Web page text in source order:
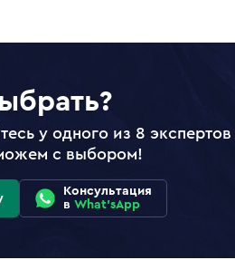
у одного из 8 экспертов
с выбором!
Консультация
в What'sApp